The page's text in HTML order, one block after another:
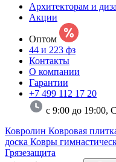
Архитекторам и
Акции
Оптом
44 и 223 фз
Контакты
О компании
Гарантии
+7 499 112 17 20
с 9:00 до 19:00,
Ковролин Ковровая
доска Ковры
Грязезащита